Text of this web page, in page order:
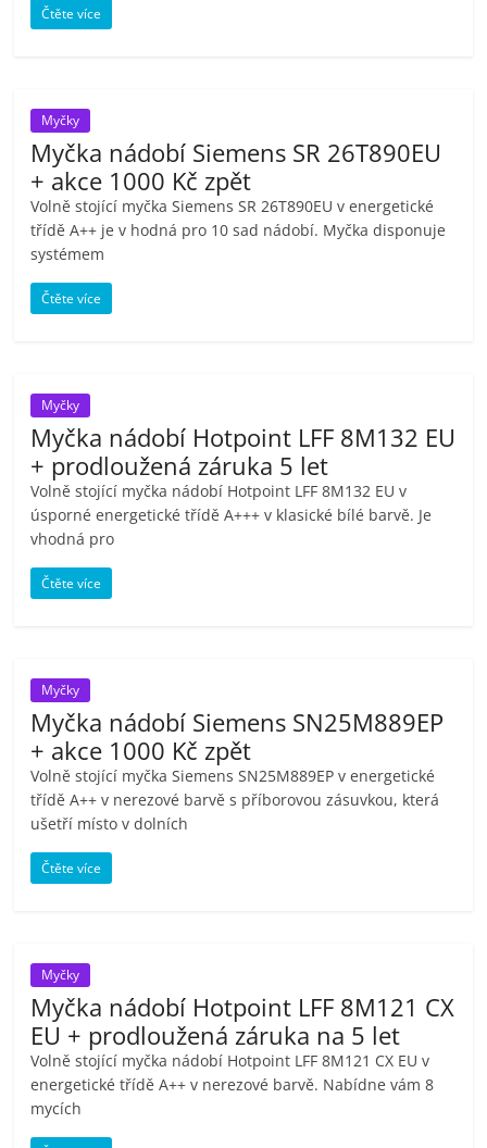
Čtěte více
Myčky
Myčka nádobí Siemens SR 26T890EU
+ akce 1000 Kč zpět
Volně stojící myčka Siemens SR 26T890EU v energetické
třídě A++ je v hodná pro 10 sad nádobí. Myčka disponuje
systémem
Čtěte více
Myčky
Myčka nádobí Hotpoint LFF 8M132 EU
+ prodloužená záruka 5 let
Volně stojící myčka nádobí Hotpoint LFF 8M132 EU v
úsporné energetické třídě A+++ v klasické bílé barvě. Je
vhodná pro
Čtěte více
Myčky
Myčka nádobí Siemens SN25M889EP
+ akce 1000 Kč zpět
Volně stojící myčka Siemens SN25M889EP v energetické
třídě A++ v nerezové barvě s příborovou zásuvkou, která
ušetří místo v dolních
Čtěte více
Myčky
Myčka nádobí Hotpoint LFF 8M121 CX
EU + prodloužená záruka na 5 let
Volně stojící myčka nádobí Hotpoint LFF 8M121 CX EU v
energetické třídě A++ v nerezové barvě. Nabídne vám 8
mycích